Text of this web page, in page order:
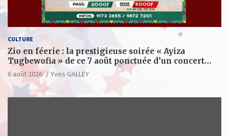
CULTURE
Zio en féerie : la prestigieuse soirée « Ayiza
Tugbewofia » de ce 7 août ponctuée d’un concert
XXL d’anthologie
6 août 2026 Yves GALLEY